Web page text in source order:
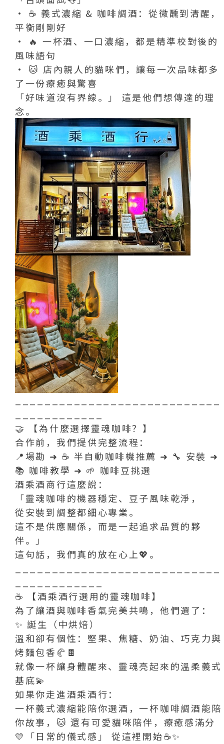
• ☕️ 義式濃縮 & 咖啡調酒：從微醺到清醒，
平衡剛剛好
• 🔥 一杯酒、一口濃縮，都是精準校對後的
風味語句
• 🐱 店內親人的貓咪們，讓每一次品味都多
了一份療癒與驚喜
「好味道沒有界線。」 這是他們想傳達的理
念。
🤝 【為什麼選擇靈魂咖啡？】
合作前，我們提供完整流程：
📍場勘 ➜ ☕️ 半自動咖啡機推薦 ➜ 🔧 安裝 ➜
📚 咖啡教學 ➜ 🌱 咖啡豆挑選
酒乘酒商行這麼說：
「靈魂咖啡的機器穩定、豆子風味乾淨，
從安裝到調整都細心專業。
這不是供應關係，而是一起追求品質的夥
伴。」
這句話，我們真的放在心上💖。
☕️ 【酒乘酒行選用的靈魂咖啡】
為了讓酒與咖啡香氣完美共鳴，他們選了：
✨ 誕生（中烘焙）
溫和卻有個性：堅果、焦糖、奶油、巧克力與
烤麵包香🥐🍫
就像一杯讓身體醒來、靈魂亮起來的溫柔義式
基底💫
如果你走進酒乘酒行：
一杯義式濃縮能陪你選酒，一杯咖啡調酒能陪
你故事，🐱 還有可愛貓咪陪伴，療癒感滿分
💛「日常的儀式感」 從這裡開始☕️✨